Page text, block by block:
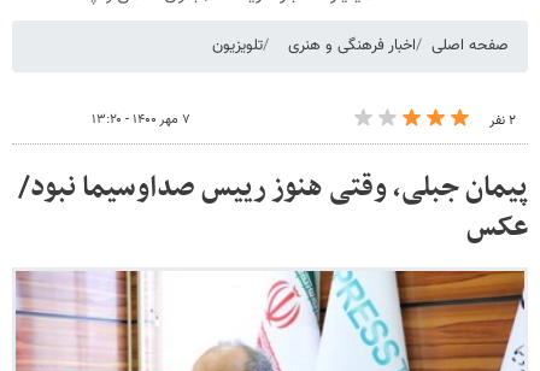
صفحه اصلی اخبار فرهنگی و هنری تلویزیون
۲ نفر ۷ مهر ۱۴۰۰ - ۱۳:۲۰
پیمان جبلی، وقتی هنوز رییس صداوسیما نبود/
عکس